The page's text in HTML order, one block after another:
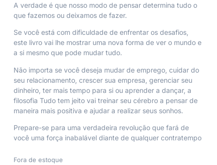
A verdade é que nosso modo de pensar determina tudo o
que fazemos ou deixamos de fazer.
Se você está com dificuldade de enfrentar os desafios,
este livro vai lhe mostrar uma nova forma de ver o mundo e
a si mesmo que pode mudar tudo.
Não importa se você deseja mudar de emprego, cuidar do
seu relacionamento, crescer sua empresa, gerenciar seu
dinheiro, ter mais tempo para si ou aprender a dançar, a
filosofia Tudo tem jeito vai treinar seu cérebro a pensar de
maneira mais positiva e ajudar a realizar seus sonhos.
Prepare-se para uma verdadeira revolução que fará de
você uma força inabalável diante de qualquer contratempo
Fora de estoque